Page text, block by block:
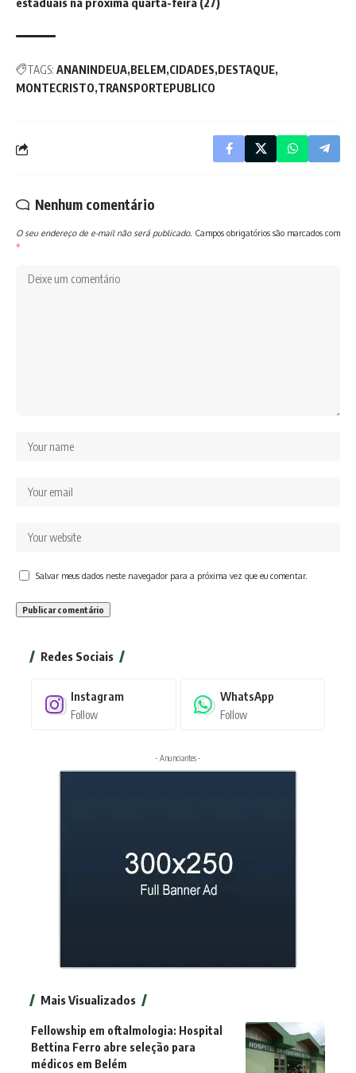
TAGS: ANANINDEUA BELEM CIDADES DESTAQUE
MONTECRISTO TRANSPORTEPUBLICO
Nenhum comentário
O seu endereço de e-mail não será publicado. Campos obrigatórios são marcados com
*
Salvar meus dados neste navegador para a próxima vez que eu comentar.
Redes Sociais
Instagram
Follow
WhatsApp
Follow
- Anunciantes -
Mais Visualizados
Fellowship em oftalmologia: Hospital
Bettina Ferro abre seleção para
médicos em Belém